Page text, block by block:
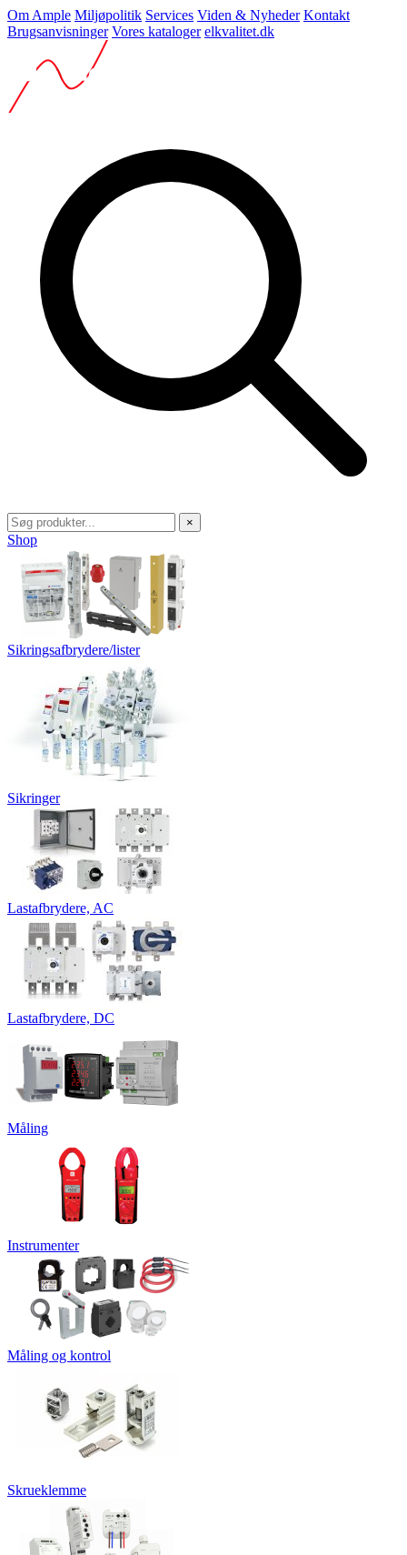
Om Ample Miljøpolitik Services Viden & Nyheder Kontakt
Brugsanvisninger Vores kataloger elkvalitet.dk
×
Shop
Sikringsafbrydere/lister
Sikringer
Lastafbrydere, AC
Lastafbrydere, DC
Måling
Instrumenter
Måling og kontrol
Skrueklemme